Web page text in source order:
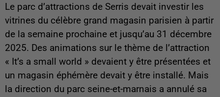
Le parc d’attractions de Serris devait investir les
vitrines du célèbre grand magasin parisien à partir
de la semaine prochaine et jusqu’au 31 décembre
2025. Des animations sur le thème de l’attraction
« It’s a small world » devaient y être présentées et
un magasin éphémère devait y être installé. Mais
la direction du parc seine-et-marnais a annulé sa